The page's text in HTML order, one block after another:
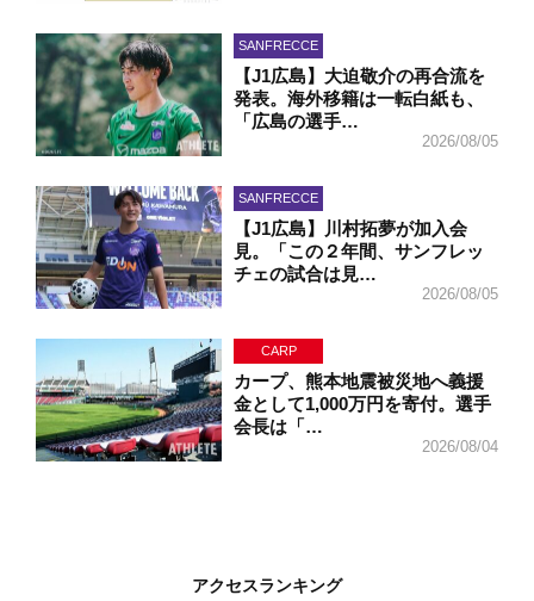
SANFRECCE
【J1広島】大迫敬介の再合流を
発表。海外移籍は一転白紙も、
「広島の選手…
2026/08/05
SANFRECCE
【J1広島】川村拓夢が加入会
見。「この２年間、サンフレッ
チェの試合は見…
2026/08/05
CARP
カープ、熊本地震被災地へ義援
金として1,000万円を寄付。選手
会長は「…
2026/08/04
アクセスランキング